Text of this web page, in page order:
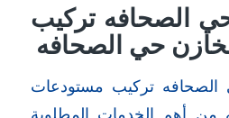
الصحافه تركيب
حي الصحافه
الصحافه تركيب مستودعات
أهم الخدمات المطلوبة